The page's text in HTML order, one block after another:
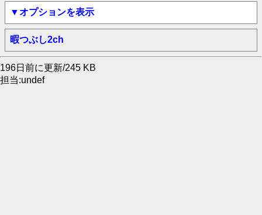
▼オプションを表示
暇つぶし2ch
196日前に更新/245 KB
担当:undef